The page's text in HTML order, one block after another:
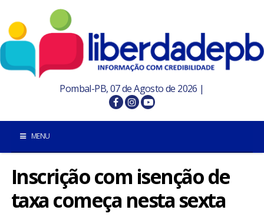
Pombal-PB, 07 de Agosto de 2026 |
MENU
POMBAL E REGIÃO
Inscrição com isenção de
taxa começa nesta sexta